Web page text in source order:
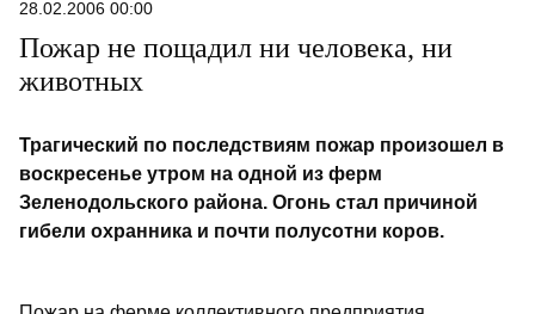
28.02.2006 00:00
Пожар не пощадил ни человека, ни
животных
Трагический по последствиям пожар произошел в
воскресенье утром на одной из ферм
Зеленодольского района. Огонь стал причиной
гибели охранника и почти полусотни коров.